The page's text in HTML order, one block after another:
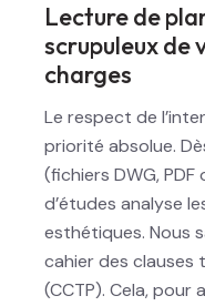
Lecture de
scrupuleux de
charges
Le respect de
priorité absolue.
(fichiers DWG,
d’études analyse
esthétiques. Nous
cahier des clauses
(CCTP). Cela,